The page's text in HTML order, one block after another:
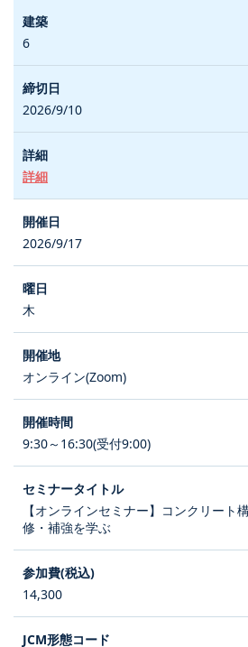
6
2026/9/10
詳細
2026/9/17
木
オンライン(Zoom)
9:30～16:30(受付9:00)
【オンラインセミナー】コンクリート
修・補強を学ぶ
14,300